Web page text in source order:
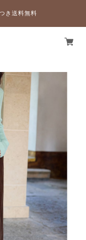
き送料無料